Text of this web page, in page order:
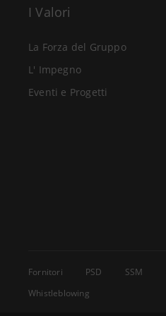
I Valori
La Forza del Gruppo
L' Impegno
Eventi e Progetti
Fornitori PSD SSM
Whistleblowing